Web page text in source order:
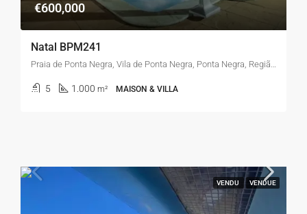
€600,000
Natal BPM241
Praia de Ponta Negra, Vila de Ponta Negra, Ponta Negra, Região Sul, Natal, Região Geográfica Imediata de Natal, Região Geográfica Intermediária de Natal, Rio Grande do Norte, Região Nordeste, Brasil
5 1.000 m² MAISON & VILLA
VENDU VENDUE